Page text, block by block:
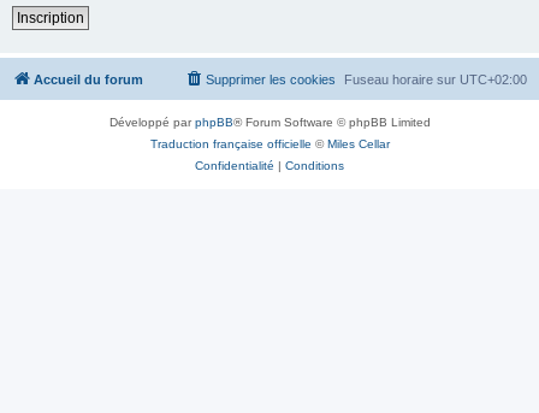
Inscription
Accueil du forum Fuseau horaire sur UTC+02:00
Supprimer les cookies
Développé parphpBB® Forum Software © phpBB Limited
Traduction française officielle ©Miles Cellar
Confidentialité | Conditions